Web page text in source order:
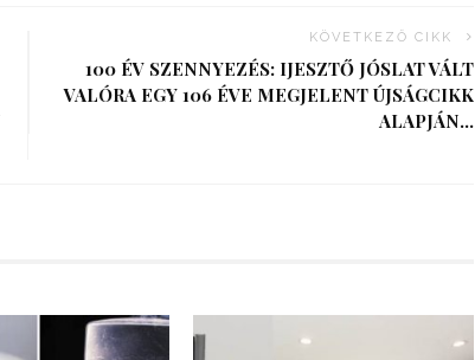
KÖVETKEZŐ CIKK
100 ÉV SZENNYEZÉS: IJESZTŐ JÓSLAT VÁLT
VALÓRA EGY 106 ÉVE MEGJELENT ÚJSÁGCIKK
ALAPJÁN…